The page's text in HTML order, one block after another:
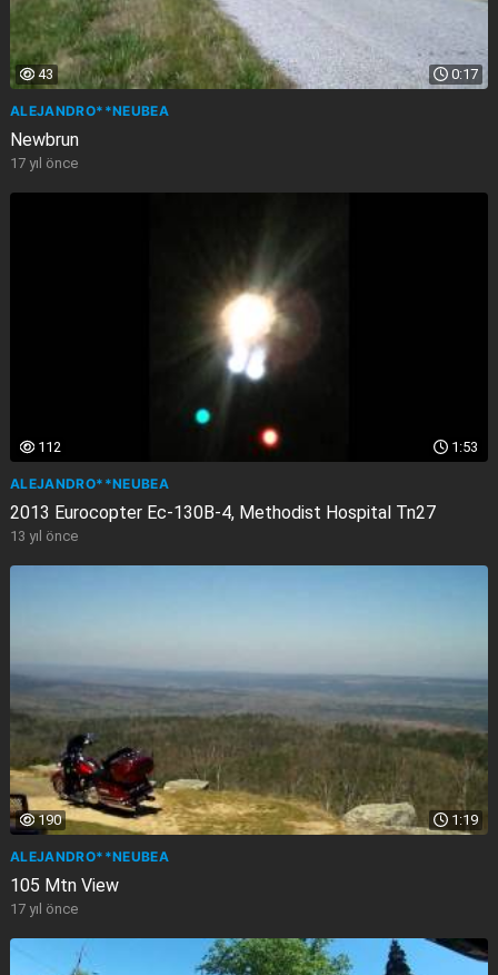
0:17
43
ALEJANDRO**NEUBEA
Newbrun
17 yıl önce
1:53
112
ALEJANDRO**NEUBEA
2013 Eurocopter Ec-130B-4, Methodist Hospital Tn27
13 yıl önce
1:19
190
ALEJANDRO**NEUBEA
105 Mtn View
17 yıl önce